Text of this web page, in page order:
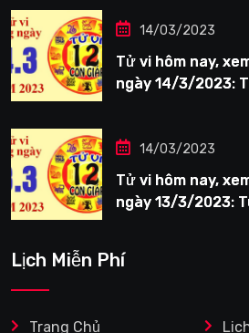
14/03/2023
Tử vi hôm nay,
ngày 14/3/2023:
14/03/2023
Tử vi hôm nay,
ngày 13/3/2023:
Lịch Miễn Phí
Trang Chủ